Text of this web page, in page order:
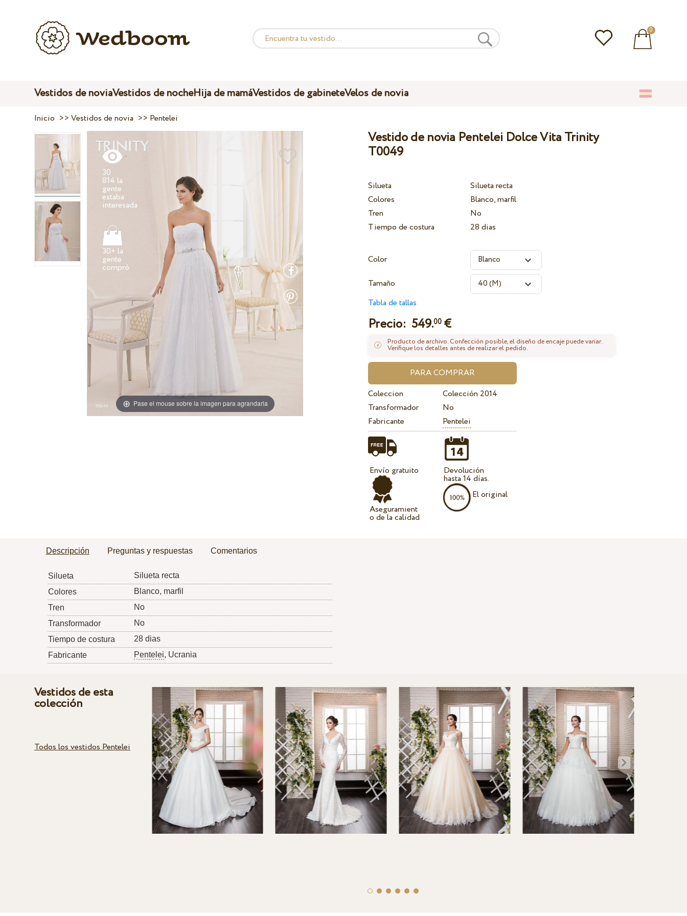
0
Vestidos de noviaVestidos de nocheHija de mamáVestidos de gabineteVelos de novia
Inicio >>Vestidos de novia >> Pentelei
Pase el mouse sobre la imagen para agrandarla
30
814 la
gente
estaba
30+ la
gente
Vestido de novia Pentelei Dolce Vita Trinity
T0049
Silueta
Silueta recta
Colores
Blanco, marfil
Tren
No
Tiempo de costura
28 dias
Color
Tamaño
Tabla de tallas
Precio: 549.00 €
Producto de archivo. Confección posible, el diseño de encaje puede variar.
Verifique los detalles antes de realizar el pedido.
Coleccion
Colección 2014
Transformador
No
Fabricante
Pentelei
Envío gratuito
Aseguramient
o de la calidad
Devolución
hasta 14 días.
El original
Descripción Preguntas y respuestas Comentarios
Silueta
Silueta recta
Colores
Blanco, marfil
Tren
No
Transformador
No
Tiempo de costura
28 dias
Fabricante
Pentelei, Ucrania
Vestidos de esta
colección
Todos los vestidos Pentelei